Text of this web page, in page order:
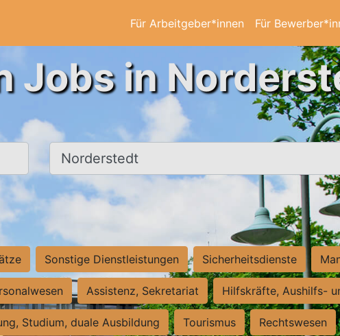
Für Arbeitgeber*innen Für
Jobs in
Ort, Stadt
Sonstige Dienstleistungen Sicherheitsdienste
Assistenz, Sekretariat Hilfskräfte, Aushilfs-
Studium, duale Ausbildung Tourismus Rechtswesen